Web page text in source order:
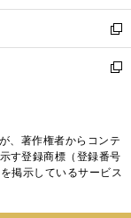
開
く
ウ
で
開
く
ン
ド
ウ
で
ウ
ィ
ン
ド
く
新
し
い
ド
ウ
で
新
ィ
ン
、著作権者からコンテ
す登録商標（登録番号
掲示しているサービス